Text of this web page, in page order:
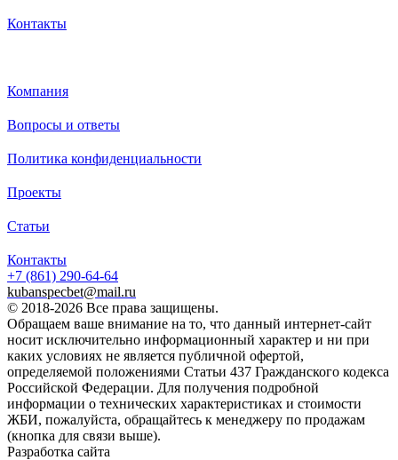
Контакты
Компания
Вопросы и ответы
Политика конфиденциальности
Проекты
Статьи
Контакты
+7 (861) 290-64-64
kubanspecbet@mail.ru
© 2018-2026 Все права защищены.
Обращаем ваше внимание на то, что данный интернет-сайт
носит исключительно информационный характер и ни при
каких условиях не является публичной офертой,
определяемой положениями Статьи 437 Гражданского кодекса
Российской Федерации. Для получения подробной
информации о технических характеристиках и стоимости
ЖБИ, пожалуйста, обращайтесь к менеджеру по продажам
(кнопка для связи выше).
Разработка сайта